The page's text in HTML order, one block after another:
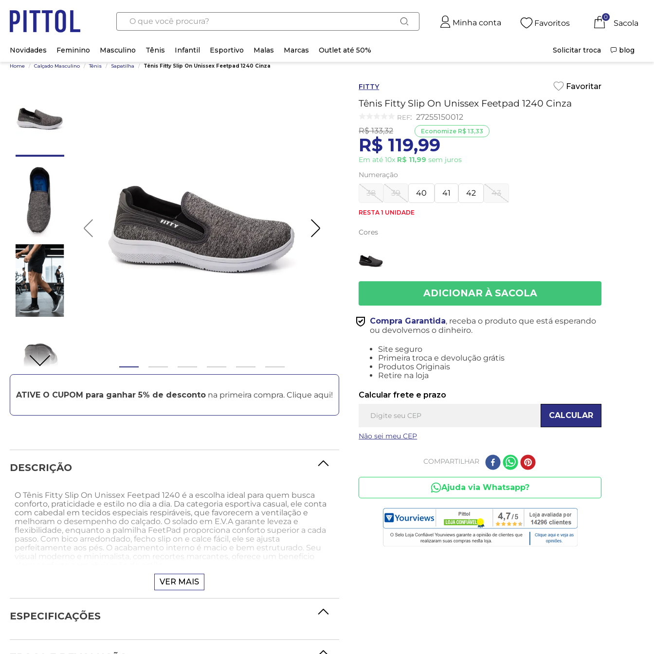
O que você procura?
Minha conta Favoritos
0
Novidades Feminino Masculino Tênis Infantil Esportivo Malas Marcas Outlet até 50% Solicitar troca blog
Home / Calçado Masculino / Tênis / Sapatilha / Tênis Fitty Slip On Unissex Feetpad 1240 Cinza
ATIVE O CUPOM para ganhar 5% de desconto na primeira compra. Clique aqui!
DESCRIÇÃO
O Tênis Fitty Slip On Unissex Feetpad 1240 é a escolha ideal para quem busca
conforto, praticidade e estilo no dia a dia. Da categoria esportiva casual, ele conta
com cabedal em tecidos especiais respiráveis, que favorecem a ventilação e
melhoram o desempenho do calçado. O solado em E.V.A garante leveza e
flexibilidade, enquanto a palmilha FeetPad proporciona conforto superior a cada
passo. Com bico arredondado, fecho slip on e calce fácil, ele se ajusta
perfeitamente aos pés. O acabamento interno é macio e bem estruturado. Seu
visual moderno e minimalista, com recortes marcantes, oferece um benefício
A tecnologia FeetPad oferece palmilhas com alta absorção de impacto e maciez,
acompanhar a rotina com leveza e suporte ideal aos pés.
Combine o Tênis Fitty Slip On com calça preta, camiseta básica neutra e jaqueta
VER MAIS
ESPECIFICAÇÕES
FITTY
Tênis Fitty Slip On Unissex Feetpad 1240 Cinza
: 27255150012
R$ 133,32
R$ 119,99
Em até10x R$ 11,99 sem juros
Economize R$ 13,33
Numeração
38 39 40 41 42 43
RESTA 1 UNIDADE
Cores
Compra Garantida, receba o produto que está esperando
ou devolvemos o dinheiro.
Site seguro
Primeira troca e devolução grátis
Produtos Originais
Retire na loja
Calcular frete e prazo
CALCULAR
Não sei meu CEP
COMPARTILHAR
Ajuda via Whatsapp?